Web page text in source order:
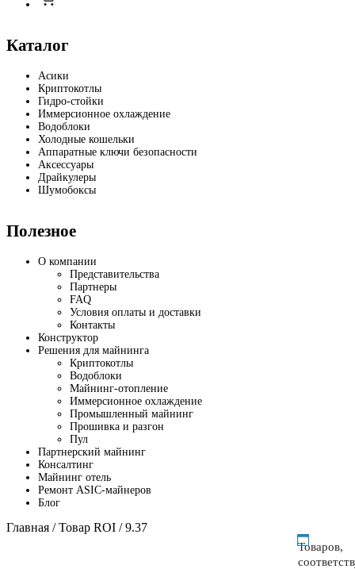
Каталог
Асики
Криптокотлы
Гидро-стойки
Иммерсионное охлаждение
Водоблоки
Холодные кошельки
Аппаратные ключи безопасности
Аксессуары
Драйкулеры
Шумобоксы
Полезное
О компании
Представительства
Партнеры
FAQ
Условия оплаты и доставки
Контакты
Конструктор
Решения для майнинга
Криптокотлы
Водоблоки
Майнинг-отопление
Иммерсионное охлаждение
Промышленный майнинг
Прошивка и разгон
Пул
Партнерский майнинг
Консалтинг
Майнинг отель
Ремонт ASIC-майнеров
Блог
Главная / Товар ROI / 9.37
Товаров,